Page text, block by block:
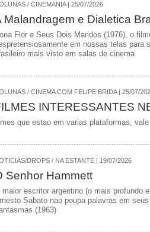
/ CINEMANIA | 25/07/2026
Malandragem e Dialetica
Flor e Seus Dois Maridos (1976), o
em nossas telas para
mais visto em salas de cinema
/ CINEMA COM FELIPE BRIDA | 25/07/
INTERESSANTES
que estao em varias plataformas,
DROPS / NA ESTANTE | 19/07/2026
Senhor Hammett
maior escritor argentino (o mais profundo
Sabato nao poupa palavras em
(1963)